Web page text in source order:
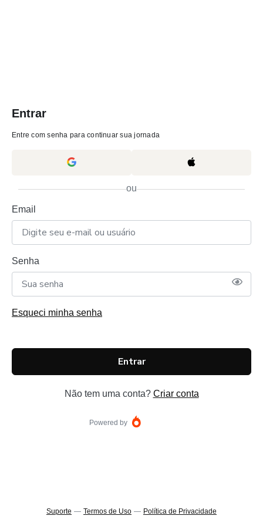
Entrar
Entre com senha para continuar sua jornada
ou
Email
Senha
Esqueci minha senha
Entrar
Não tem uma conta? Criar conta
Powered by
Suporte — Termos de Uso — Política de Privacidade